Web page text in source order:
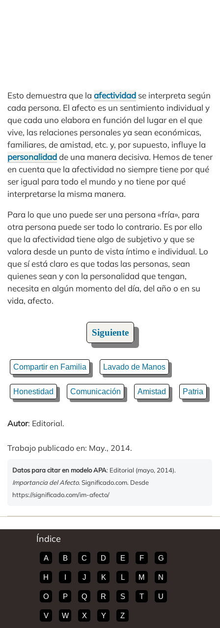
Esto demuestra que la afectividad se interpreta según
cada persona. El afecto es un sentimiento individual y
que cada uno elabora en función del lugar en el que
vive, las relaciones personales ya sean económicas,
familiares, de amistad, etc. y, por supuesto, influye la
personalidadde una manera decisiva. Hemos de tener
en cuenta que la afectividad no siempre tiene por qué
ser igual para todo el mundo y no tiene por qué
interpretarse la misma manera.
Para lo que uno puede ser una persona «fría», para
otra persona puede ser todo lo contrario. Es por ello
que la afectividad tiene algo de subjetivo y que se
valora desde un punto de vista íntimo e individual. Lo
que sí está claro es que todas las personas, sean
quienes sean y con la personalidad que tengan,
necesita en algún momento del día, del año o en su
vida, afecto.
Siguiente
Compartir en Familia Lavado de Manos
Honestidad Comunicación Amistad Patria
Autor: Editorial.
Trabajo publicado en: May., 2014.
Datos para citar en modelo APA: Editorial (mayo, 2014).
Importancia del Afecto. Significado.com. Desde
https://significado.com/im-afecto/
Índice
A B C D E F G
H I J K L M N
O P Q R S T U
V W X Y Z